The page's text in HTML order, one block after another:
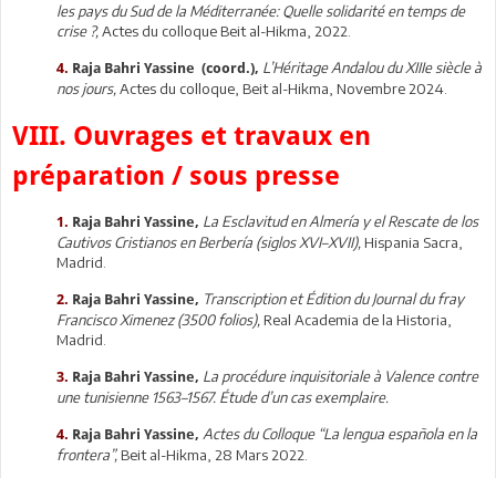
les pays du Sud de la Méditerranée: Quelle solidarité en temps de
crise ?,Actes du colloque Beit al-Hikma, 2022.
4. Raja Bahri Yassine (coord.), L’Héritage Andalou du XIIIe siècle à
nos jours, Actes du colloque, Beit al-Hikma, Novembre 2024.
VIII. Ouvrages et travaux en
préparation / sous presse
1. Raja Bahri Yassine, La Esclavitud en Almería y el Rescate de los
Cautivos Cristianos en Berbería (siglos XVI–XVII), Hispania Sacra,
Madrid.
2. Raja Bahri Yassine, Transcription et Édition du Journal du fray
Francisco Ximenez (3500 folios), Real Academia de la Historia,
Madrid.
3. Raja Bahri Yassine, La procédure inquisitoriale à Valence contre
une tunisienne 1563–1567. Étude d’un cas exemplaire.
4. Raja Bahri Yassine, Actes du Colloque “La lengua española en la
frontera”,Beit al-Hikma, 28 Mars 2022.